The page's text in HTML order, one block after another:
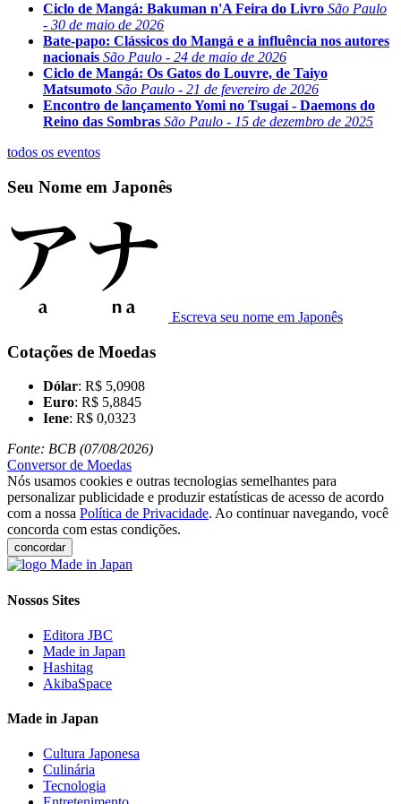
Ciclo de Mangá: Bakuman n'A Feira do Livro São Paulo
- 30 de maio de 2026
Bate-papo: Clássicos do Mangá e a influência nos autores
nacionais São Paulo - 24 de maio de 2026
Ciclo de Mangá: Os Gatos do Louvre, de Taiyo
Matsumoto São Paulo - 21 de fevereiro de 2026
Encontro de lançamento Yomi no Tsugai - Daemons do
Reino das Sombras São Paulo - 15 de dezembro de 2025
todos os eventos
Seu Nome em Japonês
Escreva seu nome em Japonês
Cotações de Moedas
Dólar: R$ 5,0908
Euro: R$ 5,8845
Iene: R$ 0,0323
Fonte: BCB (07/08/2026)
Conversor de Moedas
Nós usamos cookies e outras tecnologias semelhantes para
personalizar publicidade e produzir estatísticas de acesso de acordo
com a nossa Política de Privacidade. Ao continuar navegando, você
concorda com estas condições.
concordar
Nossos Sites
Editora JBC
Made in Japan
Hashitag
AkibaSpace
Made in Japan
Cultura Japonesa
Culinária
Tecnologia